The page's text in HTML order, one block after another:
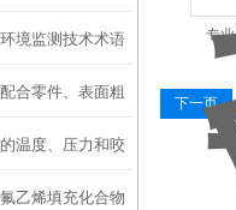
境监测技术术语
合零件、表面粗
温度、压力和咬
乙烯填充化合物
专
下一页